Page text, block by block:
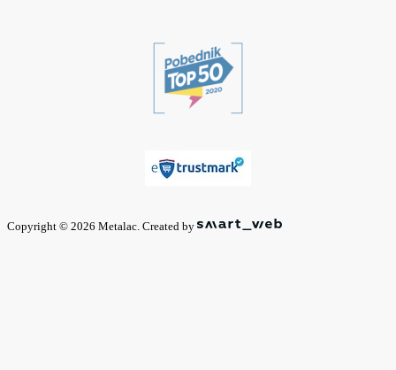
Copyright © 2026 Metalac. Created by